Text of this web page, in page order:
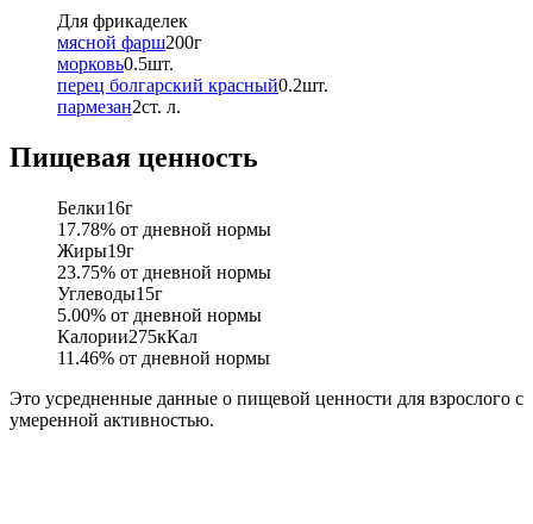
Для фрикаделек
мясной фарш200г
морковь0.5шт.
перец болгарский красный0.2шт.
пармезан2ст. л.
Пищевая ценность
Белки16г
17.78% от дневной нормы
Жиры19г
23.75% от дневной нормы
Углеводы15г
5.00% от дневной нормы
Калории275кКал
11.46% от дневной нормы
Это усредненные данные о пищевой ценности для взрослого с
умеренной активностью.